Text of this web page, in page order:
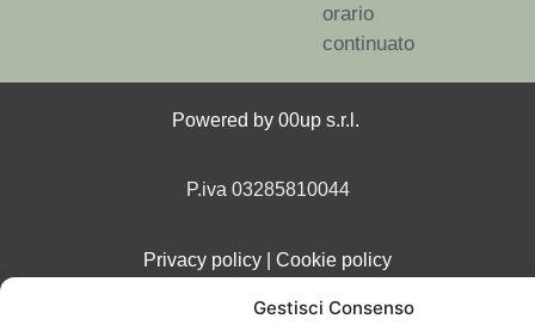
Gestisci Consenso
orario
continuato
Powered by 00up s.r.l.
P.iva 03285810044
Privacy policy Cookie policy